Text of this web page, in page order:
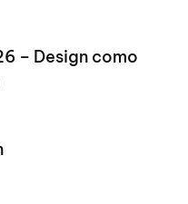
– Design como